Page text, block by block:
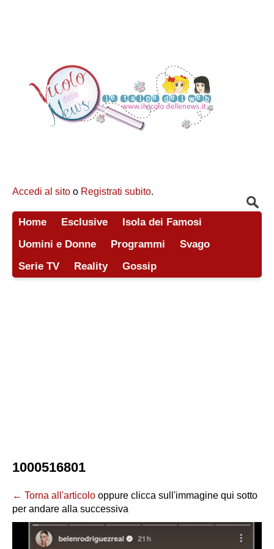
Accedi al sito o Registrati subito.
Home Esclusive
Isola dei Famosi
Uomini e Donne
Programmi
Svago
Serie TV
Reality Gossip
1000516801
← Torna all'articolo oppure clicca sull'immagine qui sotto
per andare alla successiva